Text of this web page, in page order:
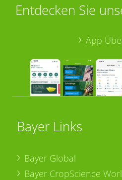
Entdecken Sie
App
Bayer Links
Bayer Global
Bayer CropScience